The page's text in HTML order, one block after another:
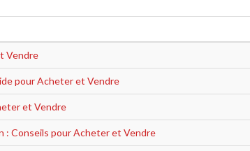
Vendre
pour Acheter et Vendre
et Vendre
: Conseils pour Acheter et Vendre